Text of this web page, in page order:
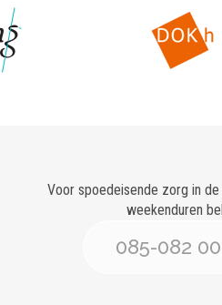
Voor spoedeisende zorg in
weekenduren
085-082